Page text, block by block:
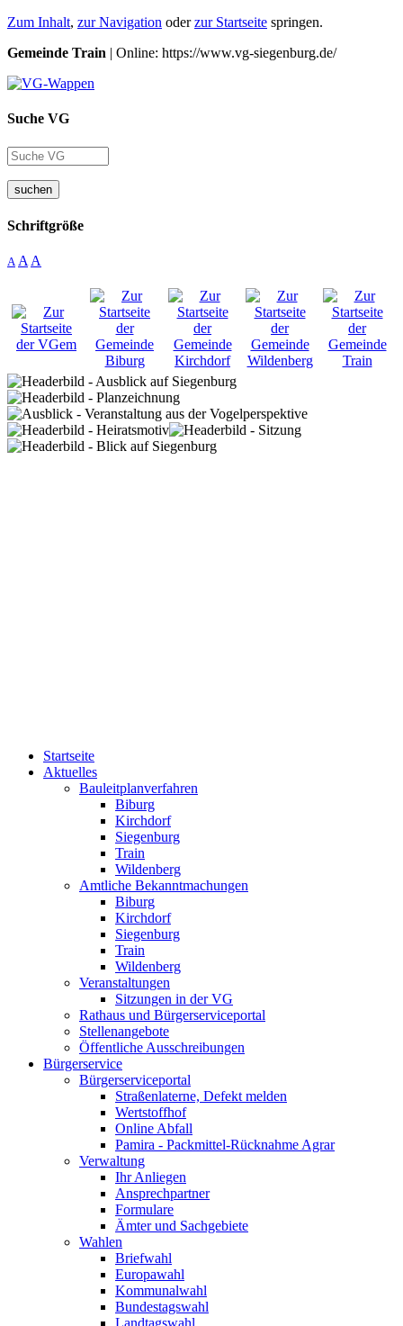
Zum Inhalt, zur Navigation oderzur Startseite springen.
Gemeinde Train | Online: https://www.vg-siegenburg.de/
Suche VG
suchen
Schriftgröße
A A A
Startseite
Aktuelles
Bauleitplanverfahren
Biburg
Kirchdorf
Siegenburg
Train
Wildenberg
Amtliche Bekanntmachungen
Biburg
Kirchdorf
Siegenburg
Train
Wildenberg
Veranstaltungen
Sitzungen in der VG
Rathaus und Bürgerserviceportal
Stellenangebote
Öffentliche Ausschreibungen
Bürgerservice
Bürgerserviceportal
Straßenlaterne, Defekt melden
Wertstoffhof
Online Abfall
Pamira - Packmittel-Rücknahme Agrar
Verwaltung
Ihr Anliegen
Ansprechpartner
Formulare
Ämter und Sachgebiete
Wahlen
Briefwahl
Europawahl
Kommunalwahl
Bundestagswahl
Landtagswahl